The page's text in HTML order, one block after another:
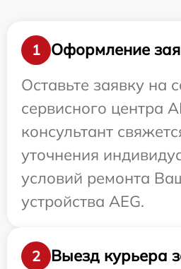
1
Оформление
Оставьте заявку на
сервисного центра
консультант
уточнения
условий ремонта
устройства AEG.
2
Выезд курьера